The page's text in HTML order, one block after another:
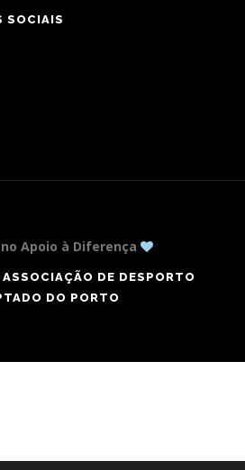
SOCIAIS
Apoio à Diferença
DE DESPORTO
DO PORTO